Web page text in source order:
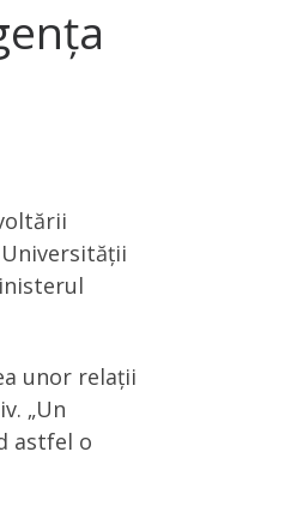
unor relații
„Un
astfel o